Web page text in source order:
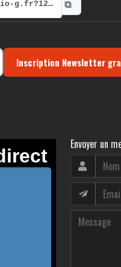
https://radio-g.fr?12172 ⧉
Inscription Newsletter
Envoyer un